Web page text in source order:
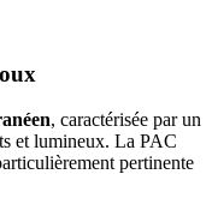
, caractérisée par un
et lumineux. La PAC
pertinente